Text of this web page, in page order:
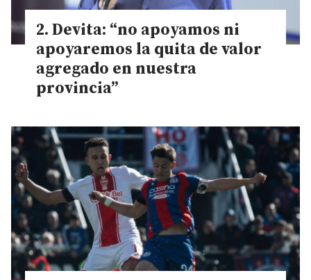
Devita: “no apoyamos ni
apoyaremos la quita de valor
agregado en nuestra
provincia”